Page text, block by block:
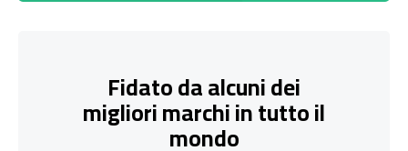
Fidato da alcuni dei
migliori marchi in tutto il
mondo